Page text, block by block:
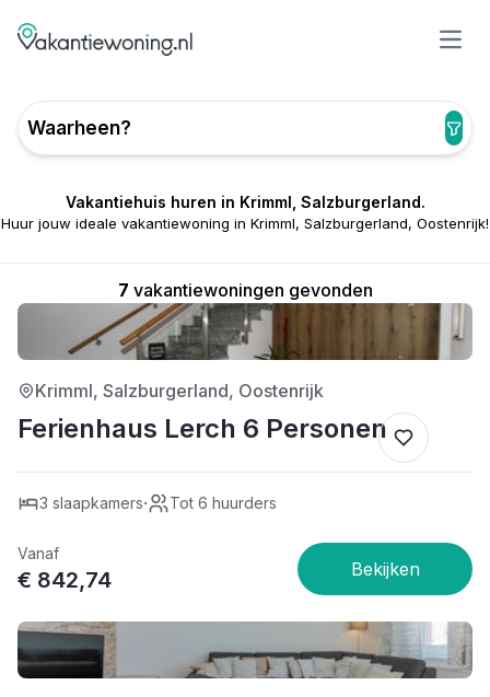
Waarheen?
Vakantiehuis huren in Krimml, Salzburgerland.
Huur jouw ideale vakantiewoning in Krimml, Salzburgerland, Oostenrijk!
7 vakantiewoningen gevonden
Krimml, Salzburgerland, Oostenrijk
Ferienhaus Lerch 6 Personen
3 slaapkamers· Tot 6 huurders
Vanaf
€ 842,74
4/5